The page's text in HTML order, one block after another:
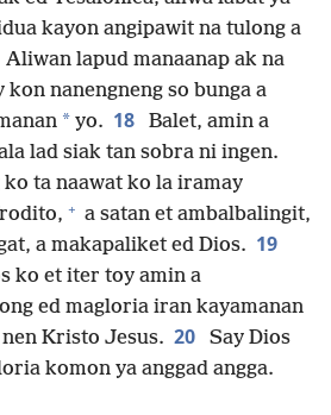
kayon angipawit na tulong a
Aliwan lapud manaanap ak na
nanengneng so bunga a
* yo. 18
Balet, amin a
lad siak tan sobra ni ingen.
ta naawat ko la iramay
+ a satan et ambalbalingit,
a makapaliket ed Dios. 19
ko et iter toy amin a
ed magloria iran kayamanan
Kristo Jesus. 20
Say Dios
komon ya anggad angga.